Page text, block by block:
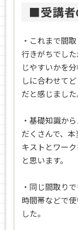
■受講者
・これまで間
行きがちでし
じやすいかを
しに合わせて
だと感じました
・基礎知識か
だくさんで、
キストとワー
と思います。
・同じ間取り
時間帯などで
した。